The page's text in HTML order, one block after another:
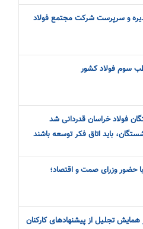
و سرپرست شرکت مجتمع فولاد
سوم فولاد کشور
فولاد خراسان قدردانی شد
باید اتاق فکر توسعه باشند
حضور وزرای صمت و اقتصاد؛
برتر در همایش تجلیل از پیشنهادهای کارکنان